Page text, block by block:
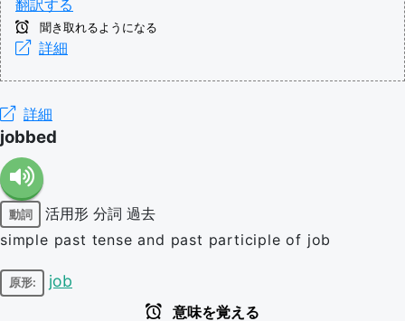
翻訳する
聞き取れるようになる
詳細
詳細
jobbed
動詞 活用形 分詞 過去
simple past tense and past participle of job
原形: job
意味を覚える